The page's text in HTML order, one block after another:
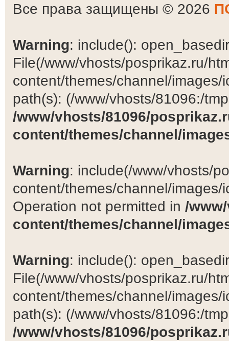
Все права защищены © 2026
Warning: include():
File(/www/vhosts/posprikaz.ru/
content/themes/channel/
path(s): (/www/vhosts/81096:/
/www/vhosts/81096/
content/themes/channel/
Warning: include(/www/vhosts/
content/themes/channel/
Operation not permitted in /
content/themes/channel/
Warning: include():
File(/www/vhosts/posprikaz.ru/
content/themes/channel/
path(s): (/www/vhosts/81096:/
/www/vhosts/81096/